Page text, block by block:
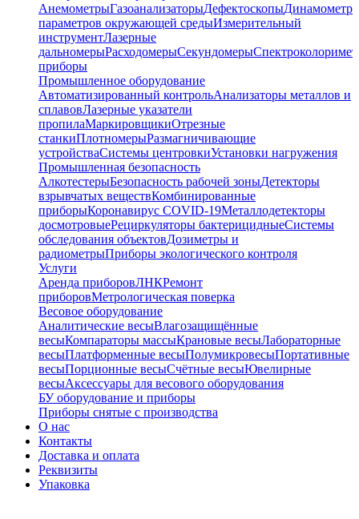
АнемометрыГазоанализаторыДефектоскопы
параметров окружающей средыИзмерительный
инструментЛазерные
дальномерыРасходомерыСекундомеры
приборы
Промышленное оборудование
Автоматизированный контрольАнализаторы металлов и
сплавовЛазерные указатели
пропилаМаркировщикиОтрезные
станкиПлотномерыРазмагничивающие
устройстваСистемы центровкиУстановки нагружения
Промышленная безопасность
АлкотестерыБезопасность рабочей зоныДетекторы
взрывчатых веществКомбинированные
приборыКоронавирус COVID-19Металлодетекторы
досмотровыеРециркуляторы бактерицидныеСистемы
обследования объектовДозиметры и
радиометрыПриборы экологического контроля
Услуги
Аренда приборовЛНКРемонт
приборовМетрологическая поверка
Весовое оборудование
Аналитические весыВлагозащищённые
весыКомпараторы массыКрановые весыЛабораторные
весыПлатформенные весыПолумикровесыПортативные
весыПорционные весыСчётные весыЮвелирные
весыАксессуары для весового оборудования
БУ оборудование и приборы
Приборы снятые с производства
О нас
Контакты
Доставка и оплата
Реквизиты
Упаковка